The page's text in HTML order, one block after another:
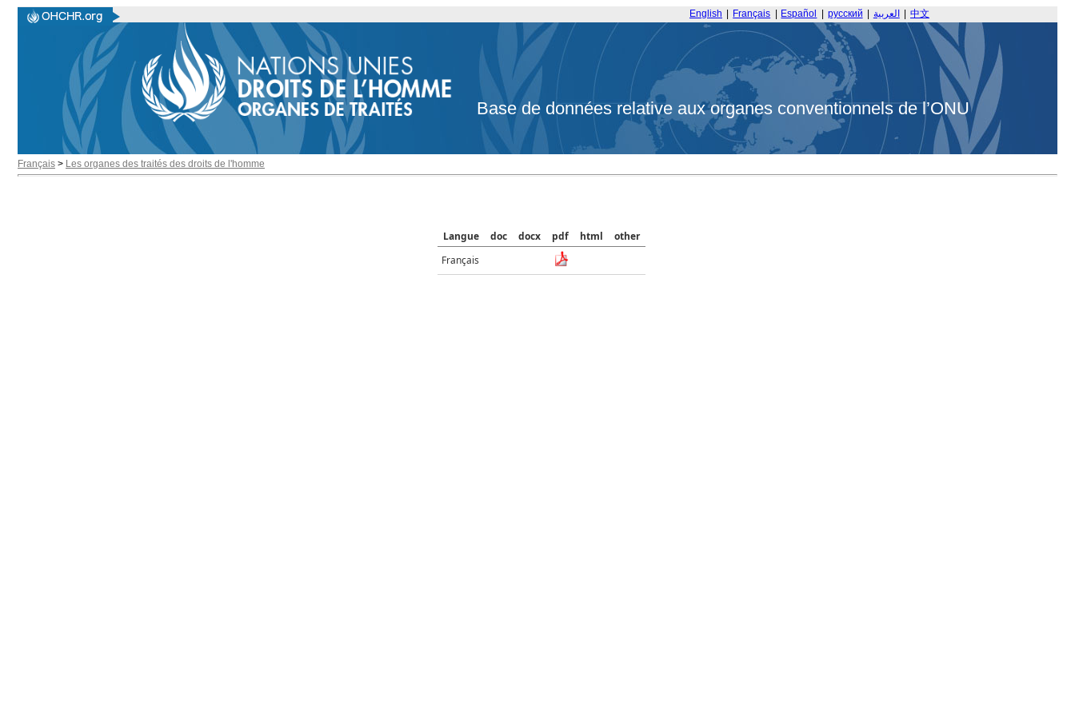
English Français Español русский العربية 中文
Base de données relative aux organes conventionnels de l’ONU
Français > Les organes des traités des droits de l'homme
Langue doc docx pdf html
other
Français